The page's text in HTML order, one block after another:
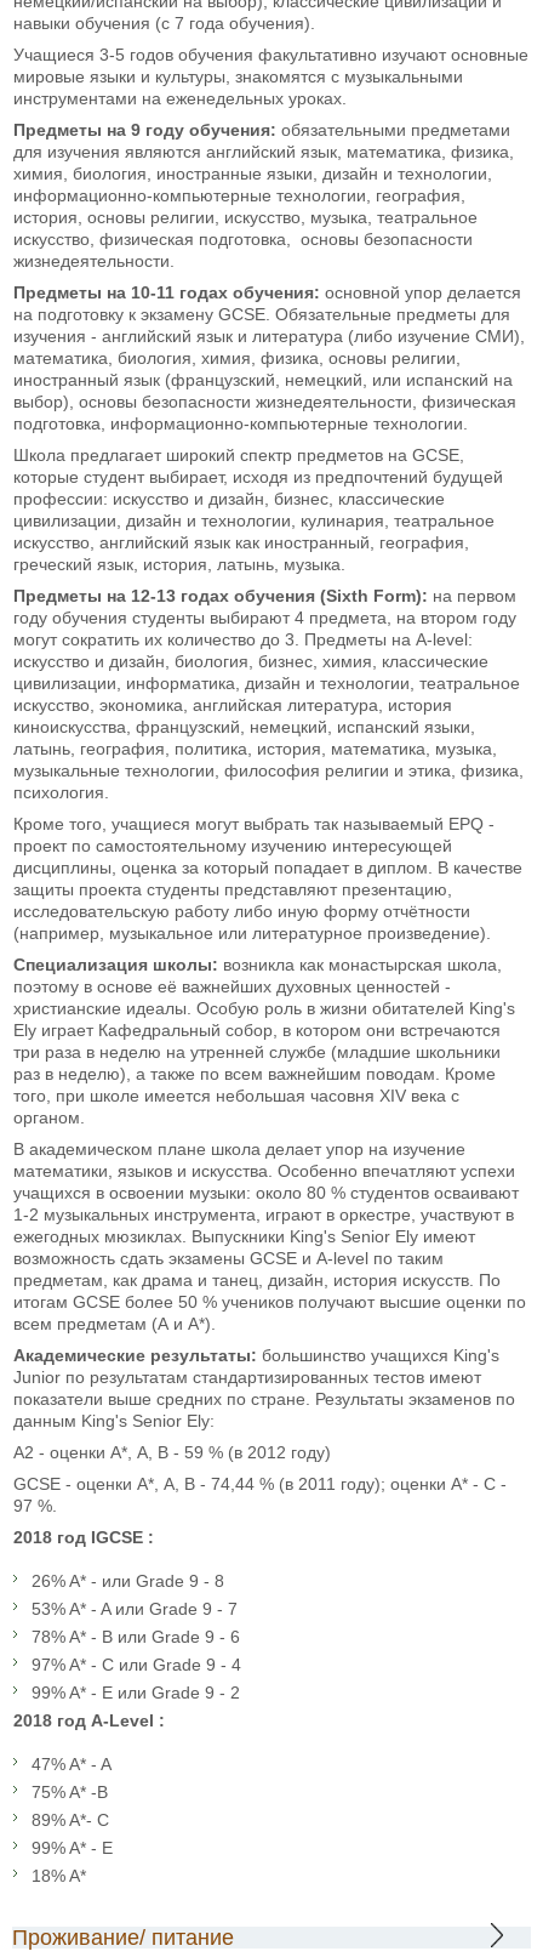
навыки обучения (с 7 года обучения).
Учащиеся 3-5 годов обучения факультативно изучают основные
мировые языки и культуры, знакомятся с музыкальными
инструментами на еженедельных уроках.
Предметы на 9 году обучения: обязательными предметами
для изучения являются английский язык, математика, физика,
химия, биология, иностранные языки, дизайн и технологии,
информационно-компьютерные технологии, география,
история, основы религии, искусство, музыка, театральное
искусство, физическая подготовка, основы безопасности
жизнедеятельности.
Предметы на 10-11 годах обучения: основной упор делается
на подготовку к экзамену GCSE. Обязательные предметы для
изучения - английский язык и литература (либо изучение СМИ),
математика, биология, химия, физика, основы религии,
иностранный язык (французский, немецкий, или испанский на
выбор), основы безопасности жизнедеятельности, физическая
подготовка, информационно-компьютерные технологии.
Школа предлагает широкий спектр предметов на GCSE,
которые студент выбирает, исходя из предпочтений будущей
профессии: искусство и дизайн, бизнес, классические
цивилизации, дизайн и технологии, кулинария, театральное
искусство, английский язык как иностранный, география,
греческий язык, история, латынь, музыка.
Предметы на 12-13 годах обучения (Sixth Form): на первом
году обучения студенты выбирают 4 предмета, на втором году
могут сократить их количество до 3. Предметы на A-level:
искусство и дизайн, биология, бизнес, химия, классические
цивилизации, информатика, дизайн и технологии, театральное
искусство, экономика, английская литература, история
киноискусства, французский, немецкий, испанский языки,
латынь, география, политика, история, математика, музыка,
музыкальные технологии, философия религии и этика, физика,
психология.
Кроме того, учащиеся могут выбрать так называемый EPQ -
проект по самостоятельному изучению интересующей
дисциплины, оценка за который попадает в диплом. В качестве
защиты проекта студенты представляют презентацию,
исследовательскую работу либо иную форму отчётности
(например, музыкальное или литературное произведение).
Специализация школы: возникла как монастырская школа,
поэтому в основе её важнейших духовных ценностей -
христианские идеалы. Особую роль в жизни обитателей King's
Ely играет Кафедральный собор, в котором они встречаются
три раза в неделю на утренней службе (младшие школьники
раз в неделю), а также по всем важнейшим поводам. Кроме
того, при школе имеется небольшая часовня XIV века с
органом.
В академическом плане школа делает упор на изучение
математики, языков и искусства. Особенно впечатляют успехи
учащихся в освоении музыки: около 80 % студентов осваивают
1-2 музыкальных инструмента, играют в оркестре, участвуют в
ежегодных мюзиклах. Выпускники King's Senior Ely имеют
возможность сдать экзамены GCSE и A-level по таким
предметам, как драма и танец, дизайн, история искусств. По
итогам GCSE более 50 % учеников получают высшие оценки по
всем предметам (А и А*).
Академические результаты: большинство учащихся King's
Junior по результатам стандартизированных тестов имеют
показатели выше средних по стране. Результаты экзаменов по
данным King's Senior Ely:
A2 - оценки А*, А, В - 59 % (в 2012 году)
GCSE - оценки А*, А, В - 74,44 % (в 2011 году); оценки А* - С -
97 %.
2018 год IGCSE :
26% A* - или Grade 9 - 8
53% A* - A или Grade 9 - 7
78% A* - B или Grade 9 - 6
97% A* - C или Grade 9 - 4
99% A* - E или Grade 9 - 2
2018 год A-Level :
47% A* - A
75% A* -B
89% A*- C
99% A* - E
18% A*
Проживание/ питание